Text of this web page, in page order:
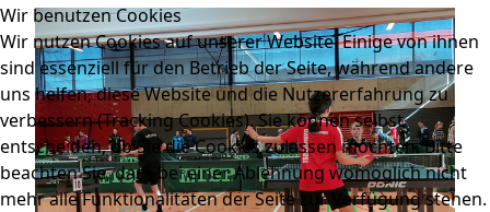
Wir benutzen Cookies
Wir nutzen Cookies auf unserer Website. Einige von ihnen
sind essenziell für den Betrieb der Seite, während andere
uns helfen, diese Website und die Nutzererfahrung zu
verbessern (Tracking Cookies). Sie können selbst
entscheiden, ob Sie die Cookies zulassen möchten. Bitte
beachten Sie, dass bei einer Ablehnung womöglich nicht
mehr alle Funktionalitäten der Seite zur Verfügung stehen.